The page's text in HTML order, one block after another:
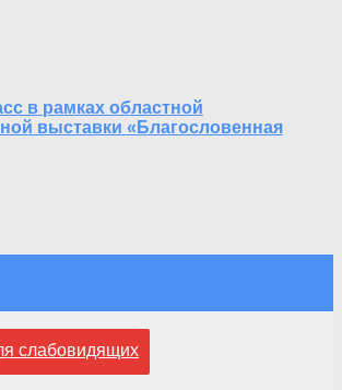
в рамках областной
выставки «Благословенная
слабовидящих